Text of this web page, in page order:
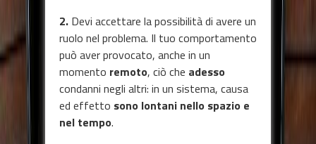
2. Devi accettare la possibilità di avere un
ruolo nel problema. Il tuo comportamento
può aver provocato, anche in un
momento remoto, ciò che adesso
condanni negli altri: in un sistema, causa
ed effetto sono lontani nello spazio e
nel tempo.